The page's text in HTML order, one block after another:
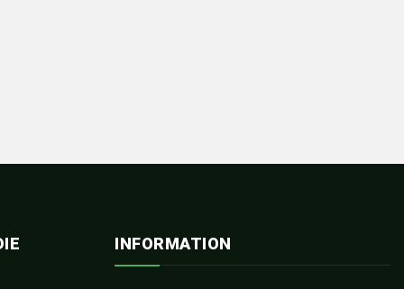
INFORMATION